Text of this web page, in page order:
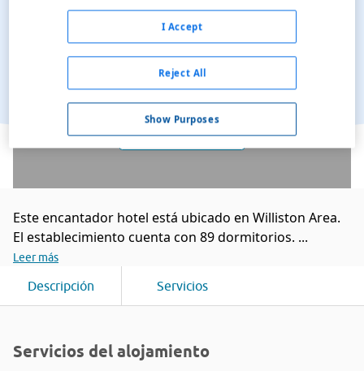
Ver en el mapa
Este encantador hotel está ubicado en Williston Area.
El establecimiento cuenta con 89 dormitorios. ...
Leer más
Descripción Servicios
Servicios del alojamiento
Show Purposes
Reject All
I Accept